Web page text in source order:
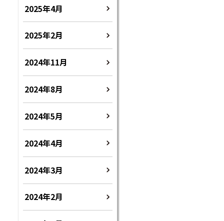
2025年4月
2025年2月
2024年11月
2024年8月
2024年5月
2024年4月
2024年3月
2024年2月